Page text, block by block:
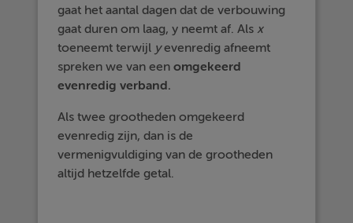
gaat het aantal dagen dat de verbouwing
gaat duren om laag, y neemt af. Als x
toeneemt terwijl yevenredig afneemt
spreken we van eenomgekeerd
evenredig verband.
Als twee grootheden omgekeerd
evenredig zijn, dan is de
vermenigvuldiging van de grootheden
altijd hetzelfde getal.